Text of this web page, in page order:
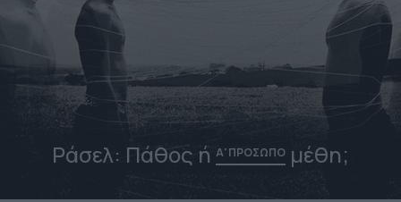
Ράσελ: Πάθος ή Α' ΠΡΟΣΩΠΟ μέθη;